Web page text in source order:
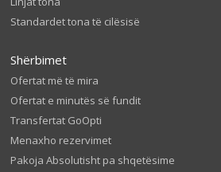
Standardet tona të cilësisë
Shërbimet
Ofertat më të mira
Ofertat e minutës së fundit
Transfertat GoOpti
Menaxho rezervimet
Pakoja Absolutisht pa shqetësime